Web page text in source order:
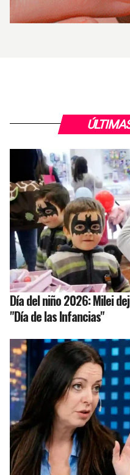
Día del niño 2026: Milei
"Día de las Infancias"